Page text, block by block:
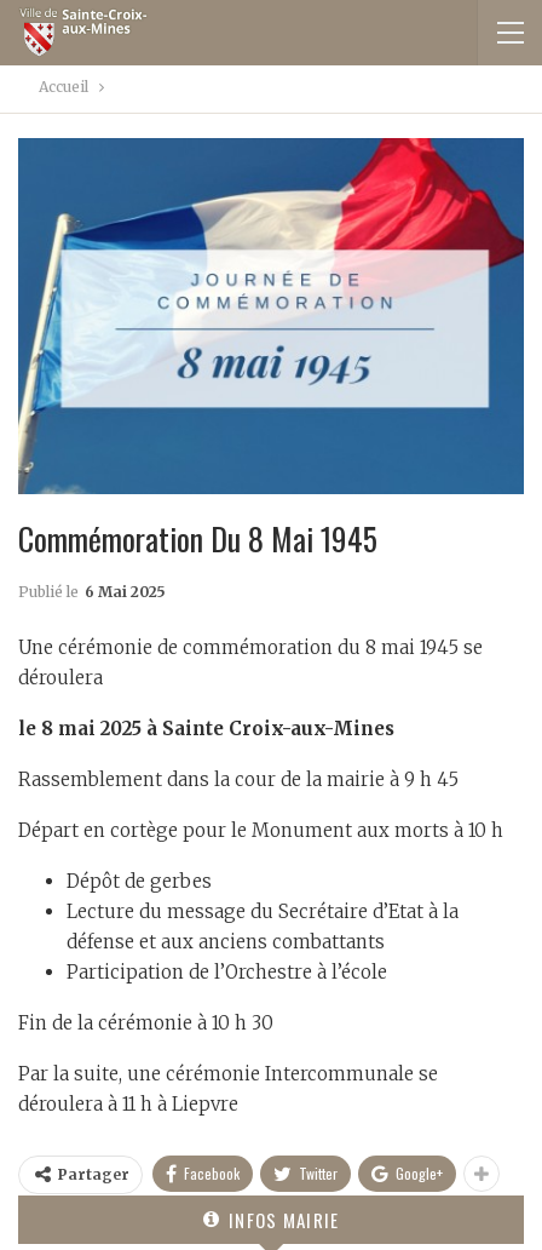
Accueil
Commémoration Du 8 Mai 1945
Publié le 6 Mai 2025
Une cérémonie de commémoration du 8 mai 1945 se
déroulera
le 8 mai 2025 à Sainte Croix-aux-Mines
Rassemblement dans la cour de la mairie à 9 h 45
Départ en cortège pour le Monument aux morts à 10 h
Dépôt de gerbes
Lecture du message du Secrétaire d’Etat à la
défense et aux anciens combattants
Participation de l’Orchestre à l’école
Fin de la cérémonie à 10 h 30
Par la suite, une cérémonie Intercommunale se
déroulera à 11 h à Liepvre
Partager Facebook Twitter Google+
INFOS MAIRIE